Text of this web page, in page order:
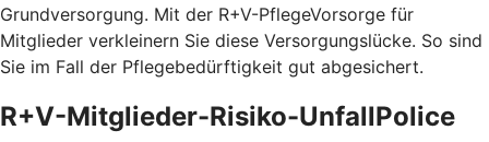
Grundversorgung. Mit der R+V-PflegeVorsorge für
Mitglieder verkleinern Sie diese Versorgungslücke. So sind
Sie im Fall der Pflegebedürftigkeit gut abgesichert.
R+V-Mitglieder-Risiko-UnfallPolice